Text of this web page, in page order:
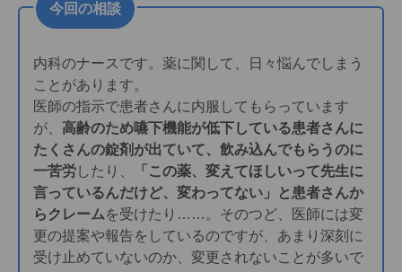
今回の相談
内科のナースです。薬に関して、日々悩んでしまう
ことがあります。
医師の指示で患者さんに内服してもらっています
が、 高齢のため嚥下機能が低下している患者さんに
たくさんの錠剤が出ていて、飲み込んでもらうのに
一苦労したり、
「この薬、変えてほしいって先生に
言っているんだけど、変わってない」と患者さんか
らクレームを受けたり……。そのつど、医師には変
更の提案や報告をしているのですが、あまり深刻に
受け止めていないのか、変更されないことが多いで